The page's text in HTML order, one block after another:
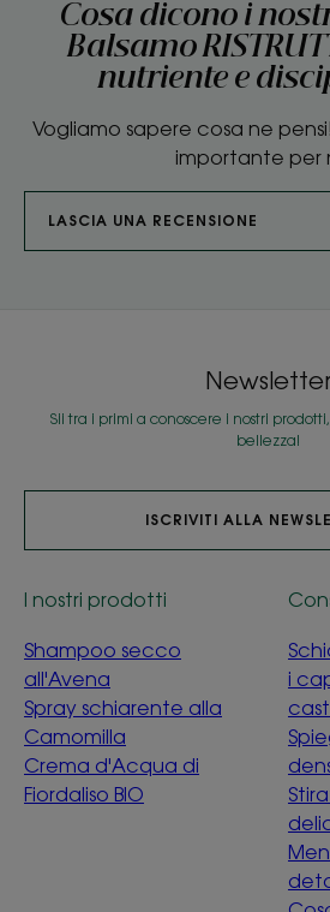
Cosa dicono i
Balsamo
nutriente e
Vogliamo sapere cosa ne
importante per
LASCIA UNA RECENSIONE
Sii tra i primi a conoscere i nostri
bellezza!
ISCRIVITI ALLA
I nostri prodotti
Shampoo secco
all'Avena
Spray schiarente alla
Camomilla
Crema d'Acqua di
Fiordaliso BIO
i